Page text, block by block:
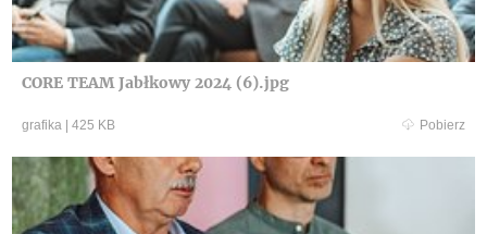
CORE TEAM Jabłkowy 2024 (6).jpg
grafika | 425 KB Pobierz